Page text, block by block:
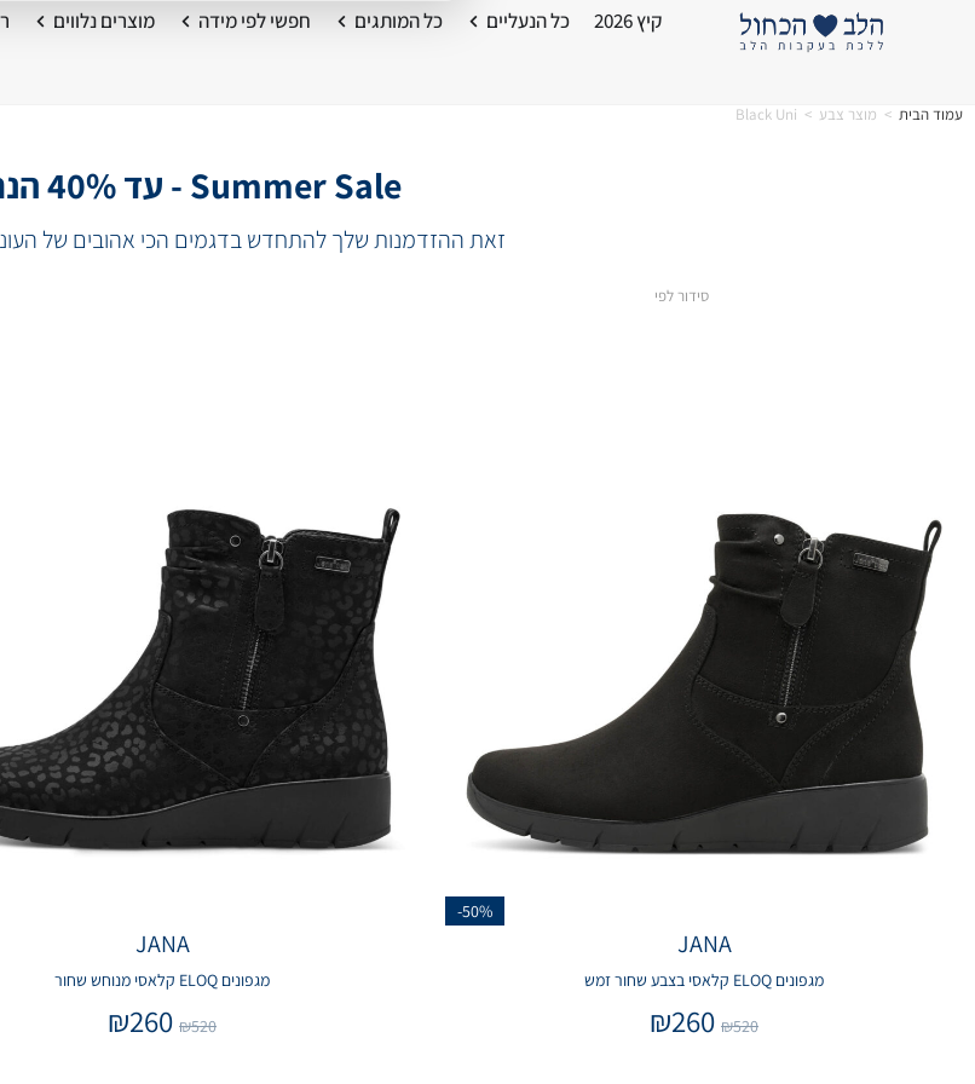
קיץ 2026 כל הנעליים כל המותגים חפשי לפי מידה מוצרים נלווים
עמוד הבית > מוצר צבע >
Black Uni
Summer Sale - עד 40% הנחה ☀️
זאת ההזדמנות שלך להתחדש בדגמים הכי אהובים של
סידור לפי
-50%
JANA
מגפונים ELOQ קלאסי בצבע שחור זמש
₪520
₪260
JANA
מגפונים ELOQ קלאסי מנוחש שחור
₪520
₪260